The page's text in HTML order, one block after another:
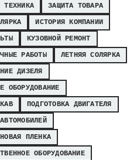
ТЕХНИКА
ЗАЩИТА ТОВАРА
ИСТОРИЯ КОМПАНИИ
КУЗОВНОЙ РЕМОНТ
РАБОТЫ
ЛЕТНЯЯ СОЛЯРКА
ДИЗЕЛЯ
ОБОРУДОВАНИЕ
ПОДГОТОВКА ДВИГАТЕЛЯ
ПЛЕНКА
ОБОРУДОВАНИЕ